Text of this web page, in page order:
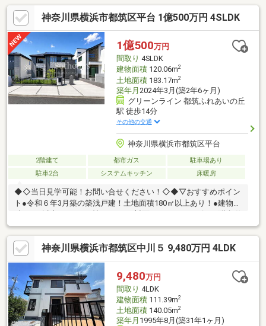
神奈川県横浜市都筑区平台 1億500万円 4SLDK
1億500万円
間取り 4SLDK
建物面積120.06m2
土地面積183.17m2
築年月 2024年3月(築2年6ヶ月)
グリーンライン 都筑ふれあいの丘
駅 徒歩14分
その他の交通
神奈川県横浜市都筑区平台
2階建て 都市ガス
駐車場あり
駐車2台
システムキッチン 床暖房
◆◇当日見学可能！お問い合せください！◇◆▽おすすめポイン
ト●令和６年3月築の築浅戸建！土地面積180㎡以上あり！●建物面
様で開放感あり！●WICやSIC、納戸等の収納スペース豊富！●主寝
室は約9帖ありバルコニーに面した明るい空間！●南側にバルコニ
ーが２か所ありお洗濯物が気持ちよく乾く！●浄水器・床暖房・
オートバス・EV車充電・立水栓等の設備仕様！●駐車2台可能な敷
地！（車種による）▽アクセスグリーンライン『都筑ふれあいの
丘』駅徒歩14分
神奈川県横浜市都筑区中川５ 9,480万円 4LDK
9,480万円
間取り 4LDK
建物面積111.39m2
土地面積140.05m2
築年月 1995年8月(築31年1ヶ月)